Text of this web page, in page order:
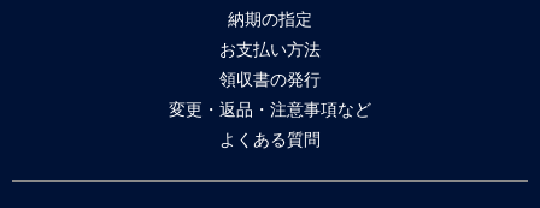
納期の指定
お支払い方法
領収書の発行
変更・返品・注意事項など
よくある質問